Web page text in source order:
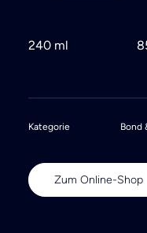
240 ml
Kategorie Bond
Zum Online-Shop